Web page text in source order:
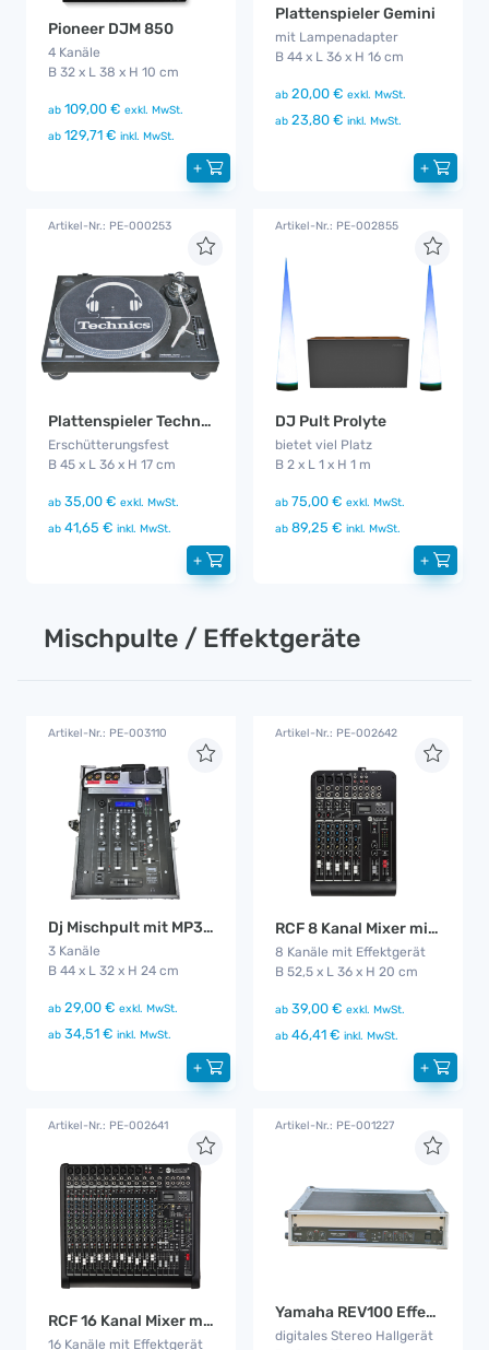
Pioneer DJM 850
4 Kanäle
B 32 x L 38 x H 10 cm
ab 109,00 € exkl. MwSt.
ab 129,71 € inkl. MwSt.
+
Plattenspieler Gemini
mit Lampenadapter
B 44 x L 36 x H 16 cm
ab 20,00 € exkl. MwSt.
ab 23,80 € inkl. MwSt.
+
Artikel-Nr.: PE-000253
Plattenspieler Technics MK 2
Erschütterungsfest
B 45 x L 36 x H 17 cm
ab 35,00 € exkl. MwSt.
ab 41,65 € inkl. MwSt.
+
Artikel-Nr.: PE-002855
DJ Pult Prolyte
bietet viel Platz
B 2 x L 1 x H 1 m
ab 75,00 € exkl. MwSt.
ab 89,25 € inkl. MwSt.
+
Mischpulte / Effektgeräte
Artikel-Nr.: PE-003110
Dj Mischpult mit MP3 Anschluss
3 Kanäle
B 44 x L 32 x H 24 cm
ab 29,00 € exkl. MwSt.
ab 34,51 € inkl. MwSt.
+
Artikel-Nr.: PE-002642
RCF 8 Kanal Mixer mit MP3 Player
8 Kanäle mit Effektgerät
B 52,5 x L 36 x H 20 cm
ab 39,00 € exkl. MwSt.
ab 46,41 € inkl. MwSt.
+
Artikel-Nr.: PE-002641
RCF 16 Kanal Mixer mit MP3 Player
16 Kanäle mit Effektgerät
Artikel-Nr.: PE-001227
Yamaha REV100 Effektgerät
digitales Stereo Hallgerät